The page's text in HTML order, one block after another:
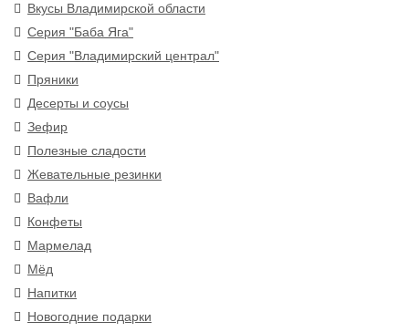
Вкусы Владимирской области
Серия "Баба Яга"
Серия "Владимирский централ"
Пряники
Десерты и соусы
Зефир
Полезные сладости
Жевательные резинки
Вафли
Конфеты
Мармелад
Мёд
Напитки
Новогодние подарки